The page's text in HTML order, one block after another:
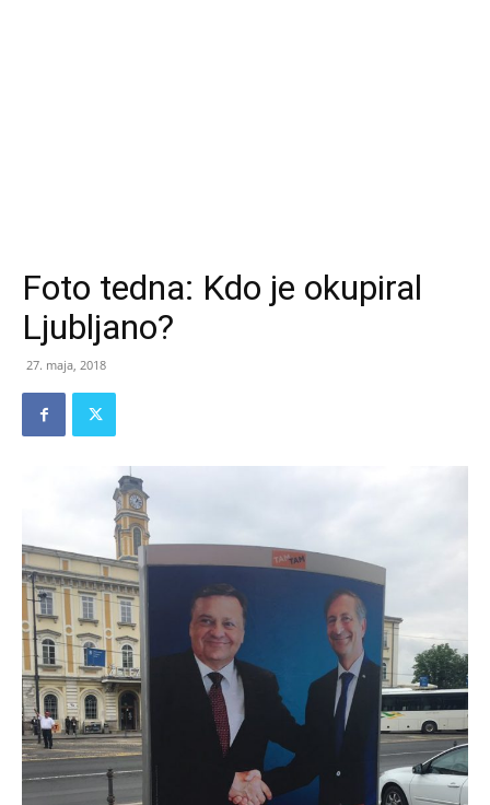
Foto tedna: Kdo je okupiral
Ljubljano?
27. maja, 2018